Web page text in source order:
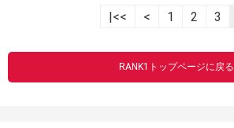
|<< < 1 2 3
RANK1トップページに戻る